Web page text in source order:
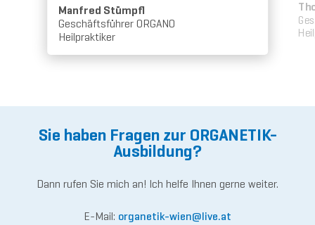
Manfred Stümpfl
Geschäftsführer ORGANO
Heilpraktiker
Sie haben Fragen zur ORGANETIK-
Ausbildung?
Dann rufen Sie mich an! Ich helfe Ihnen gerne weiter.
E-Mail: organetik-wien@live.at